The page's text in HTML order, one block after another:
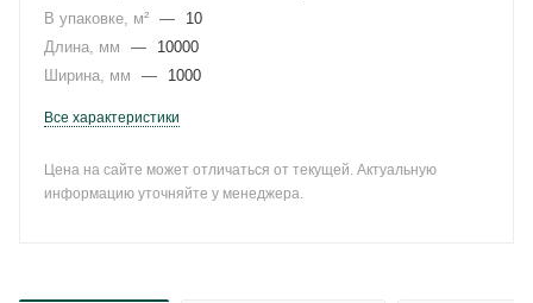
В упаковке, м² —
10
Длина, мм
—
10000
Ширина, мм
— 1000
Все характеристики
Цена на сайте может отличаться от текущей. Актуальную
информацию уточняйте у менеджера.